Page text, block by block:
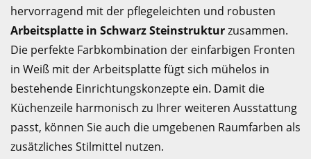
hervorragend mit der pflegeleichten und robusten
Arbeitsplatte in Schwarz Steinstrukturzusammen.
Die perfekte Farbkombination der einfarbigen Fronten
in Weiß mit der Arbeitsplatte fügt sich mühelos in
bestehende Einrichtungskonzepte ein. Damit die
Küchenzeile harmonisch zu Ihrer weiteren Ausstattung
passt, können Sie auch die umgebenen Raumfarben als
zusätzliches Stilmittel nutzen.